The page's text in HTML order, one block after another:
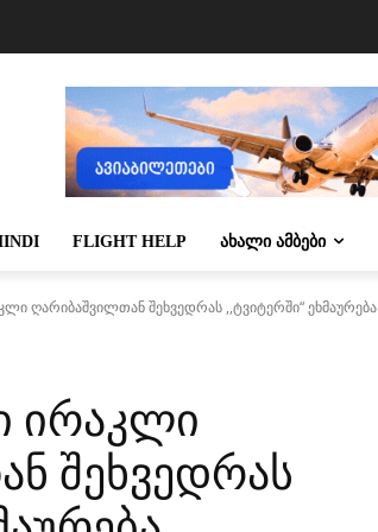
FLIGHT HELP ᲐᲮᲐᲚᲘ ᲐᲛᲑᲔᲑᲘ
ღარიბაშვილთან შეხვედრას ,,ტვიტერში“ ეხმაურება
ირაკლი
შეხვედრას